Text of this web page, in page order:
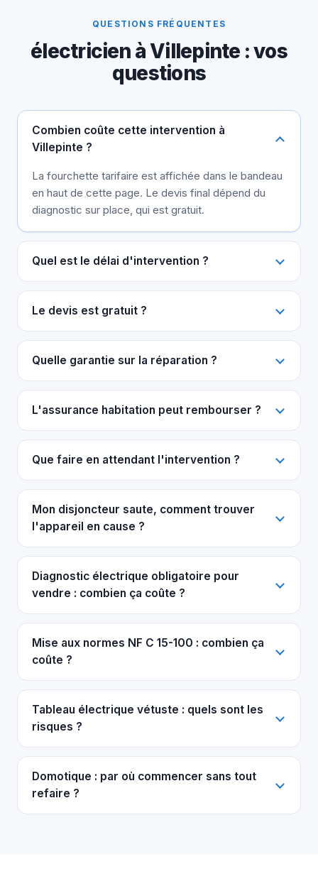
QUESTIONS FRÉQUENTES
électricien à Villepinte : vos
questions
Combien coûte cette intervention à
Villepinte ?
La fourchette tarifaire est affichée dans le bandeau
en haut de cette page. Le devis final dépend du
diagnostic sur place, qui est gratuit.
Quel est le délai d'intervention ?
Le devis est gratuit ?
Quelle garantie sur la réparation ?
L'assurance habitation peut rembourser ?
Que faire en attendant l'intervention ?
Mon disjoncteur saute, comment trouver
l'appareil en cause ?
Diagnostic électrique obligatoire pour
vendre : combien ça coûte ?
Mise aux normes NF C 15-100 : combien ça
coûte ?
Tableau électrique vétuste : quels sont les
risques ?
Domotique : par où commencer sans tout
refaire ?